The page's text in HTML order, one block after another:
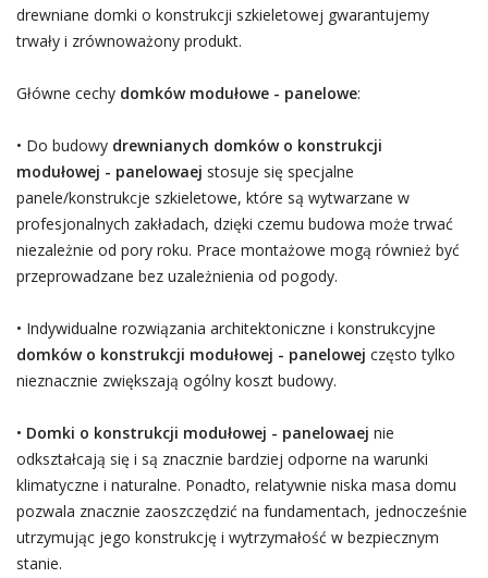
drewniane domki o konstrukcji szkieletowej gwarantujemy
trwały i zrównoważony produkt.
Główne cechy domków modułowe - panelowe:
• Do budowy drewnianych domków o konstrukcji
modułowej - panelowaej stosuje się specjalne
panele/konstrukcje szkieletowe, które są wytwarzane w
profesjonalnych zakładach, dzięki czemu budowa może trwać
niezależnie od pory roku. Prace montażowe mogą również być
przeprowadzane bez uzależnienia od pogody.
• Indywidualne rozwiązania architektoniczne i konstrukcyjne
domków o konstrukcji modułowej - panelowej często tylko
nieznacznie zwiększają ogólny koszt budowy.
• Domki o konstrukcji modułowej - panelowaej nie
odkształcają się i są znacznie bardziej odporne na warunki
klimatyczne i naturalne. Ponadto, relatywnie niska masa domu
pozwala znacznie zaoszczędzić na fundamentach, jednocześnie
utrzymując jego konstrukcję i wytrzymałość w bezpiecznym
stanie.